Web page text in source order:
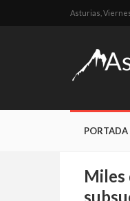
Asturias,
PORTADA
Miles